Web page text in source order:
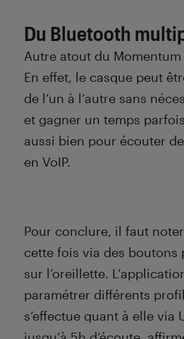
Du Bluetooth
Autre atout du
En effet, le casque peut
de l’un à l’autre sans
et gagner un temps
aussi bien pour écouter
en VoIP.
Pour conclure, il faut
cette fois via des boutons
sur l’oreillette.
paramétrer différents
s’effectue quant à elle via